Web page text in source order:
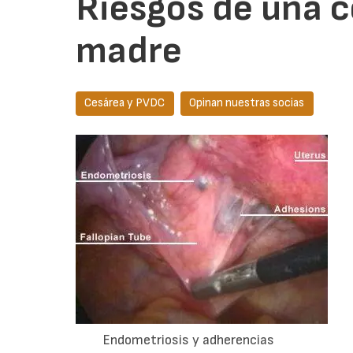
madre
Cesárea y PVDC Opinan nuestras socias
Endometriosis y adherencias